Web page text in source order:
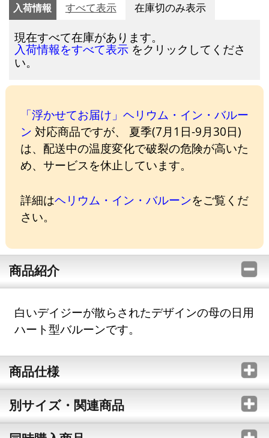
入荷情報 すべて表示 在庫切のみ表示
現在すべて在庫があります。
入荷情報をすべて表示 をクリックしてくださ
い。
「浮かせてお届け」ヘリウム・イン・バルー
ン 対応商品ですが、 夏季(7月1日-9月30日)
は、配送中の温度変化で破裂の危険が高いた
め、サービスを休止しています。
詳細はヘリウム・イン・バルーンをご覧くだ
さい。
商品紹介
白いデイジーが散らされたデザインの母の日用
ハート型バルーンです。
商品仕様
別サイズ・関連商品